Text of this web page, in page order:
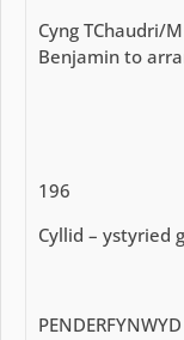
Cyng TChaudri/
Benjamin to
196
Cyllid – ystyried